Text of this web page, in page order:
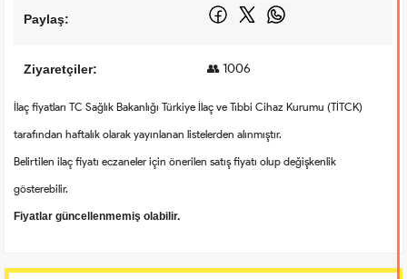
Paylaş:
Ziyaretçiler: 👥 1006
İlaç fiyatları TC Sağlık Bakanlığı Türkiye İlaç ve Tıbbi Cihaz Kurumu (TİTCK)
tarafından haftalık olarak yayınlanan listelerden alınmıştır.
Belirtilen ilaç fiyatı eczaneler için önerilen satış fiyatı olup değişkenlik
gösterebilir.
Fiyatlar güncellenmemiş olabilir.